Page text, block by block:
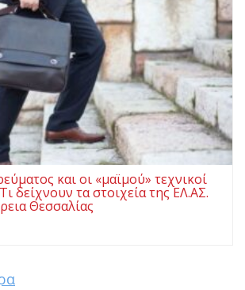
και οι «μαϊμού» τεχνικοί
δείχνουν τα στοιχεία της ΕΛ.ΑΣ.
Θεσσαλίας